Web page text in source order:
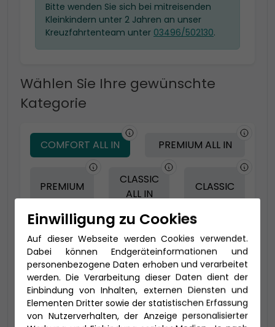
Bitte wenden Sie sich bei mitreisenden
Kleinkindern unter 2 Jahren an unser
Kreuzfahrtenteam unter 03496/502130.
Wählen Sie Ihre gewünschte
Kategorie
COMFORT ALL IN PREMIUM ALL IN
PREMIUM
CLASSIC
ALL IN
CLASSIC
-100 € - Frühbucher
Einwilligung zu Cookies
Auf dieser Webseite werden Cookies verwendet.
Dabei können Endgeräteinformationen und
personenbezogene Daten erhoben und verarbeitet
werden. Die Verarbeitung dieser Daten dient der
Einbindung von Inhalten, externen Diensten und
Elementen Dritter sowie der statistischen Erfassung
von Nutzerverhalten, der Anzeige personalisierter